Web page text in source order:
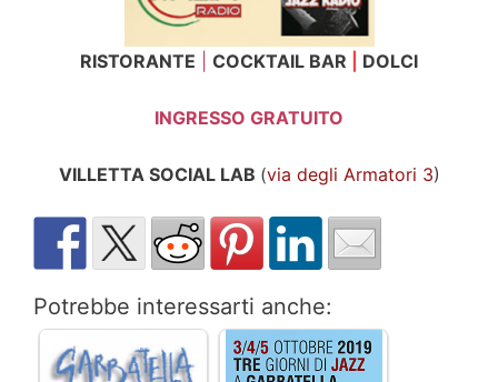
RISTORANTE COCKTAIL BAR DOLCI
INGRESSO GRATUITO
VILLETTA SOCIAL LAB (via degli Armatori 3)
Potrebbe interessarti anche: